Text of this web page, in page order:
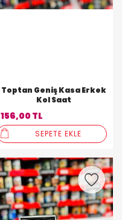
Toptan Geniş Kasa Erkek
Kol Saat
156,00 TL
SEPETE EKLE